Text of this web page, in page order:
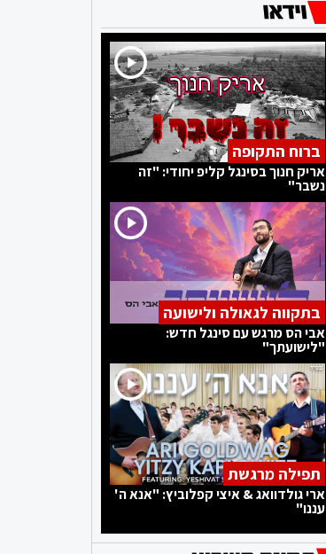
ברוח התקופה
אריק חנוך בסינגל קליפ יחודי: "זה
נשבר"
בתקווה לגאולה ולישועה
אבי הס מרגש עם סינגל חדש:
"לישועתך"
תפילה מרגשת
ארי גולדוואג & איצי קפלוביץ: "אנא ה'
עננו"